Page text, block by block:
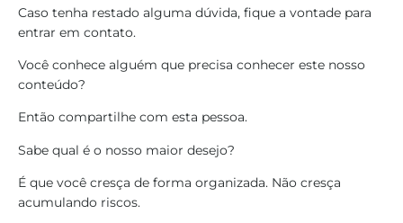
Caso tenha restado alguma dúvida, fique a vontade para
entrar em contato.
Você conhece alguém que precisa conhecer este nosso
conteúdo?
Então compartilhe com esta pessoa.
Sabe qual é o nosso maior desejo?
É que você cresça de forma organizada. Não cresça
acumulando riscos.